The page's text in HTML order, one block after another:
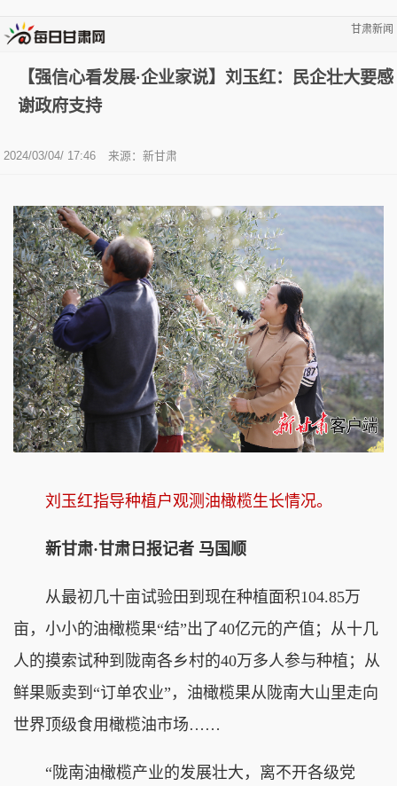
甘肃新闻
【强信心看发展·企业家说】刘玉红：民企壮大要感
谢政府支持
2024/03/04/ 17:46 来源：新甘肃
刘玉红指导种植户观测油橄榄生长情况。
新甘肃·甘肃日报记者 马国顺
从最初几十亩试验田到现在种植面积104.85万
亩，小小的油橄榄果“结”出了40亿元的产值；从十几
人的摸索试种到陇南各乡村的40万多人参与种植；从
鲜果贩卖到“订单农业”，油橄榄果从陇南大山里走向
世界顶级食用橄榄油市场……
“陇南油橄榄产业的发展壮大，离不开各级党